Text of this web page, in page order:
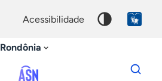
acessibilidade
Rondônia
Dados
para